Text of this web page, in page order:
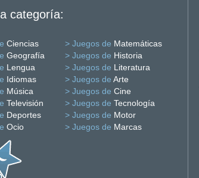
categoría:
Ciencias > Juegos de Matemáticas
Geografía > Juegos de Historia
Lengua > Juegos de Literatura
Idiomas > Juegos de Arte
Música > Juegos de Cine
Televisión > Juegos de Tecnología
Deportes > Juegos de Motor
Ocio > Juegos de Marcas